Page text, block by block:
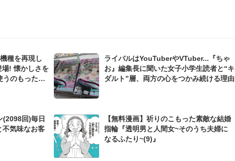
種を再現し
場! 懐かしさを
うのもったい
ライバルはYouTuberやVTuber...『ちゃ
お』編集長に聞いた女子小学生読者と“キ
ダルト”層、両方の心をつかみ続ける理由
(2098回)毎日
不気味なお客
【無料漫画】祈りのこもった素敵な結婚
指輪『透明男と人間女~そのうち夫婦に
なるふたり~(9)』